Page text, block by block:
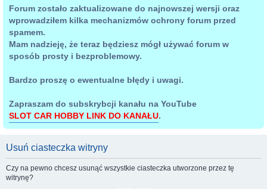
Forum zostało zaktualizowane do najnowszej wersji oraz
wprowadziłem kilka mechanizmów ochrony forum przed
spamem.
Mam nadzieję, że teraz będziesz mógł używać forum w
sposób prosty i bezproblemowy.
Bardzo proszę o ewentualne błędy i uwagi.
Zapraszam do subskrybcji kanału na YouTube
SLOT CAR HOBBY LINK DO KANAŁU.
Usuń ciasteczka witryny
Czy na pewno chcesz usunąć wszystkie ciasteczka utworzone przez tę
witrynę?